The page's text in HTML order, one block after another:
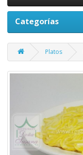
Categorías
Platos